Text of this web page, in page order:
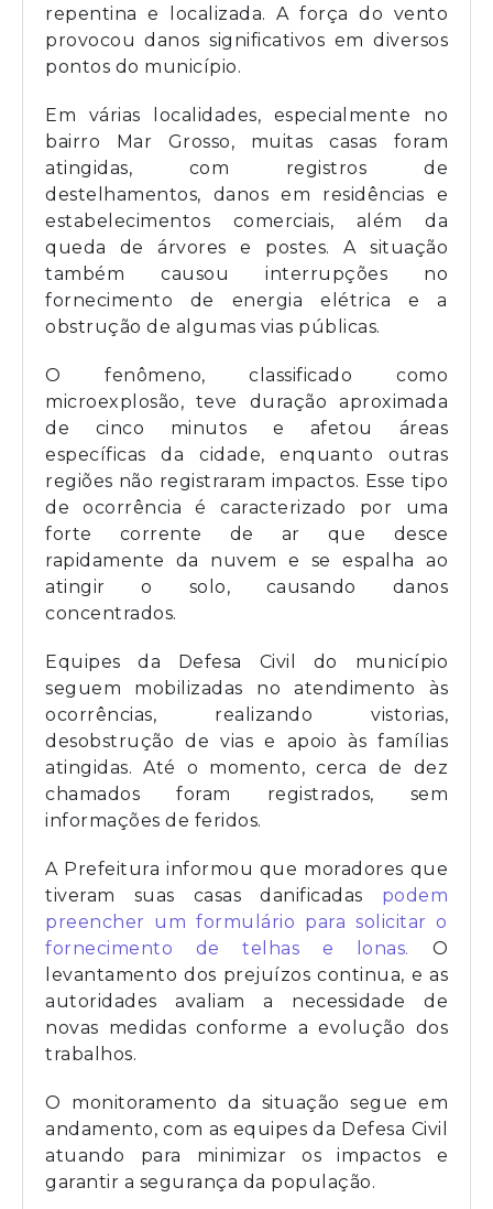
repentina e localizada. A força do vento
provocou danos significativos em diversos
pontos do município.
Em várias localidades, especialmente no
bairro Mar Grosso, muitas casas foram
atingidas, com registros de
destelhamentos, danos em residências e
estabelecimentos comerciais, além da
queda de árvores e postes. A situação
também causou interrupções no
fornecimento de energia elétrica e a
obstrução de algumas vias públicas.
O fenômeno, classificado como
microexplosão, teve duração aproximada
de cinco minutos e afetou áreas
específicas da cidade, enquanto outras
regiões não registraram impactos. Esse tipo
de ocorrência é caracterizado por uma
forte corrente de ar que desce
rapidamente da nuvem e se espalha ao
atingir o solo, causando danos
concentrados.
Equipes da Defesa Civil do município
seguem mobilizadas no atendimento às
ocorrências, realizando vistorias,
desobstrução de vias e apoio às famílias
atingidas. Até o momento, cerca de dez
chamados foram registrados, sem
informações de feridos.
A Prefeitura informou que moradores que
tiveram suas casas danificadas podem
preencher um formulário para solicitar o
fornecimento de telhas e lonas.
O
levantamento dos prejuízos continua, e as
autoridades avaliam a necessidade de
novas medidas conforme a evolução dos
trabalhos.
O monitoramento da situação segue em
andamento, com as equipes da Defesa Civil
atuando para minimizar os impactos e
garantir a segurança da população.